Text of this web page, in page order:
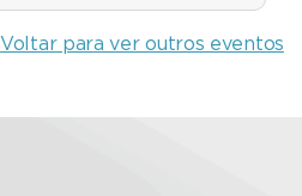
Voltar para ver outros eventos